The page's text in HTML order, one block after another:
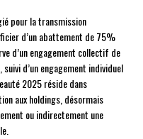
pour la transmission
d’un abattement de 75%
d’un engagement collectif de
d’un engagement individuel
2025 réside dans
aux holdings, désormais
ou indirectement une